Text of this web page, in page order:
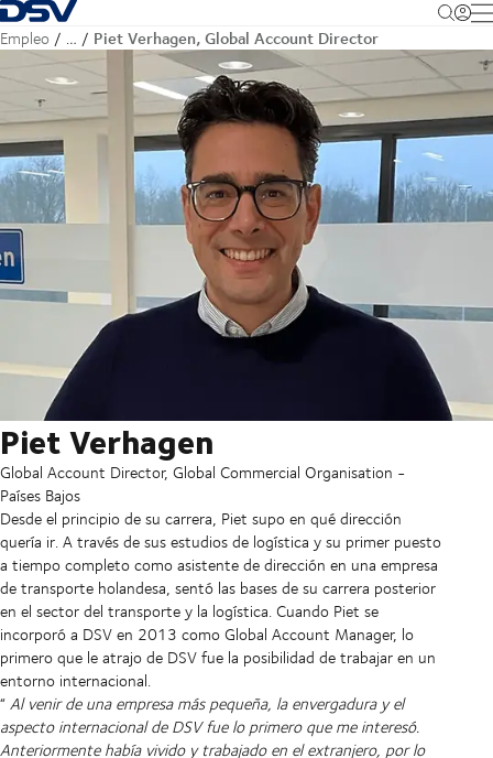
Volver a la página principal
Empleo … Piet Verhagen, Global Account Director
Piet Verhagen
Global Account Director, Global Commercial Organisation -
Países Bajos
Desde el principio de su carrera, Piet supo en qué dirección
quería ir. A través de sus estudios de logística y su primer puesto
a tiempo completo como asistente de dirección en una empresa
de transporte holandesa, sentó las bases de su carrera posterior
en el sector del transporte y la logística. Cuando Piet se
incorporó a DSV en 2013 como Global Account Manager, lo
primero que le atrajo de DSV fue la posibilidad de trabajar en un
entorno internacional.
“Al venir de una empresa más pequeña, la envergadura y el
aspecto internacional de DSV fue lo primero que me interesó.
Anteriormente había vivido y trabajado en el extranjero, por lo